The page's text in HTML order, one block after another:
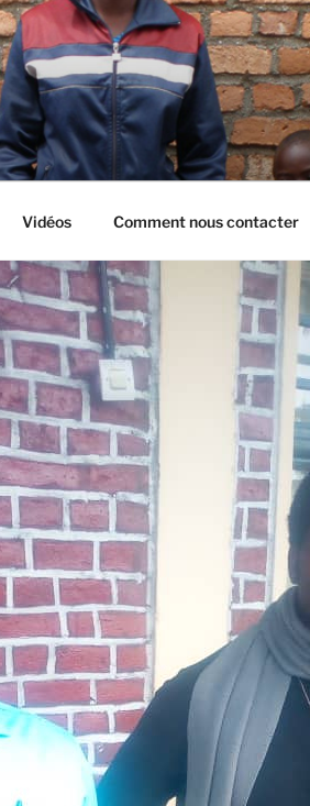
Vidéos Comment nous contacter